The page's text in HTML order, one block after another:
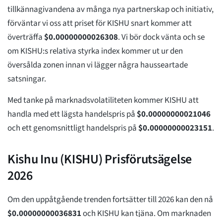
tillkännagivandena av många nya partnerskap och initiativ,
förväntar vi oss att priset för KISHU snart kommer att
överträffa$0.00000000026308. Vi bör dock vänta och se
om KISHU:s relativa styrka index kommer ut ur den
översålda zonen innan vi lägger några hausseartade
satsningar.
Med tanke på marknadsvolatiliteten kommer KISHU att
handla med ett lägsta handelspris på$0.00000000021046
och ett genomsnittligt handelspris på$0.00000000023151.
Kishu Inu (KISHU) Prisförutsägelse
2026
Om den uppåtgående trenden fortsätter till 2026 kan den nå
$0.00000000036831och KISHU kan tjäna. Om marknaden